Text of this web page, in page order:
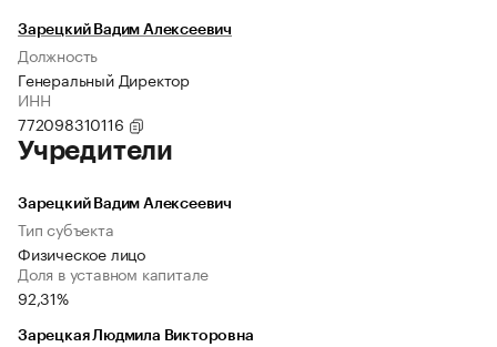
Зарецкий Вадим Алексеевич
Должность
Генеральный Директор
ИНН
772098310116
Учредители
Зарецкий Вадим Алексеевич
Тип субъекта
Физическое лицо
Доля в уставном капитале
92,31%
Зарецкая Людмила Викторовна